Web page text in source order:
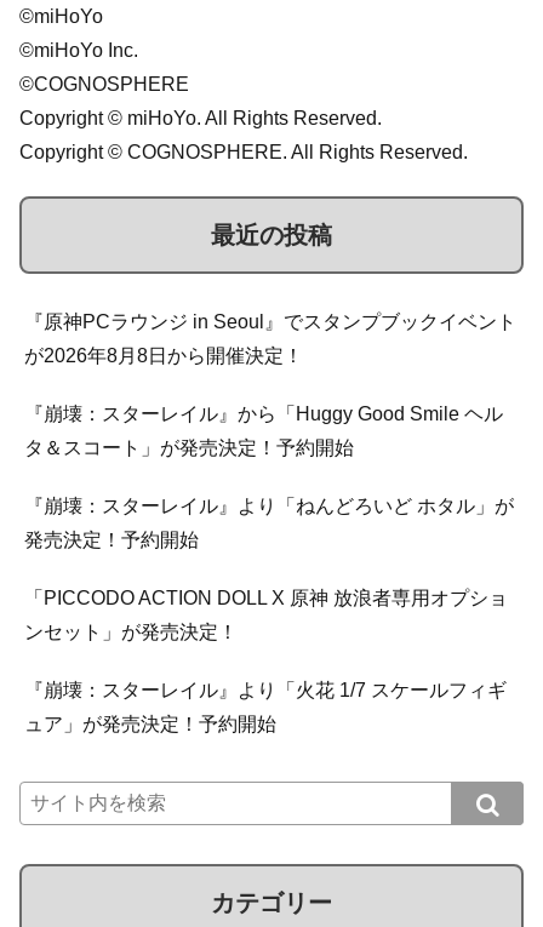
©miHoYo
©miHoYo Inc.
©COGNOSPHERE
Copyright © miHoYo. All Rights Reserved.
Copyright © COGNOSPHERE. All Rights Reserved.
最近の投稿
『原神PCラウンジ in Seoul』でスタンプブックイベント
が2026年8月8日から開催決定！
『崩壊：スターレイル』から「Huggy Good Smile ヘル
タ＆スコート」が発売決定！予約開始
『崩壊：スターレイル』より「ねんどろいど ホタル」が
発売決定！予約開始
「PICCODO ACTION DOLL X 原神 放浪者専用オプショ
ンセット」が発売決定！
『崩壊：スターレイル』より「火花 1/7 スケールフィギ
ュア」が発売決定！予約開始
カテゴリー